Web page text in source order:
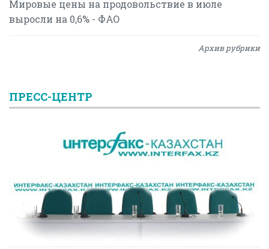
Мировые цены на продовольствие в июле
выросли на 0,6% - ФАО
Архив рубрики
ПРЕСС-ЦЕНТР